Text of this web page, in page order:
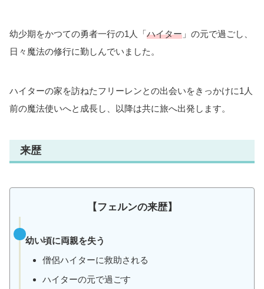
幼少期をかつての勇者一行の1人「ハイター 」の元で過ごし、
日々魔法の修行に勤しんでいました。
ハイターの家を訪ねたフリーレンとの出会いをきっかけに1人
前の魔法使いへと成長し、以降は共に旅へ出発します。
来歴
【フェルンの来歴】
幼い頃に両親を失う
僧侶ハイターに救助される
ハイターの元で過ごす